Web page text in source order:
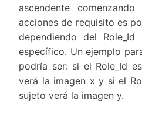
ascendente
acciones de requisito es
dependiendo del
específico. Un ejemplo
podría ser: si el Role_Id
verá la imagen x y si el
sujeto verá la imagen y.